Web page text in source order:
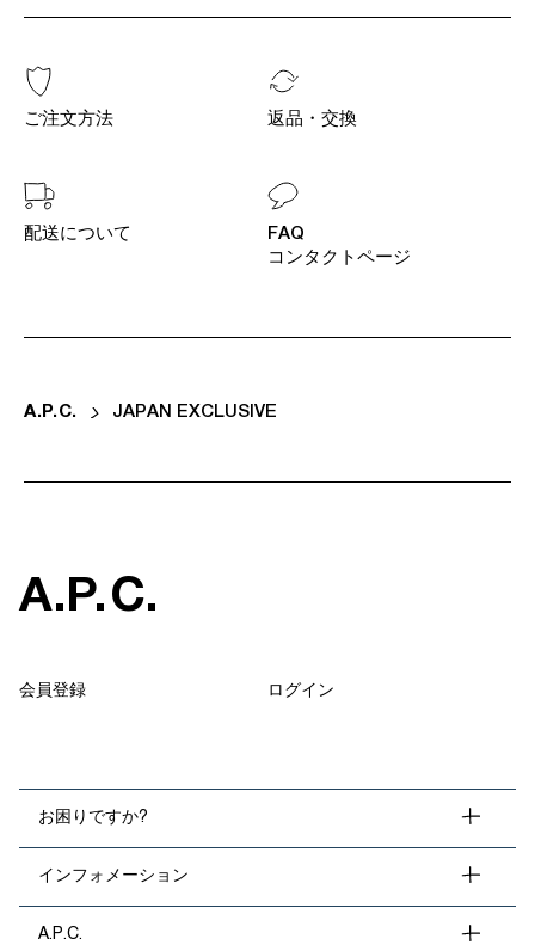
ご注文方法 返品・交換
配送について
FAQ
コンタクトページ
A. P. C. JAPAN EXCLUSIVE
A.P.C.
会員登録 ログイン
お困りですか?
インフォメーション
A.P.C.